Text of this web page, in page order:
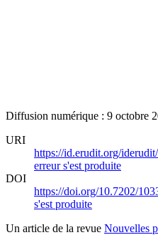
Diffusion numérique : 9 octobre
URI
https://id.erudit.org/
erreur s'est produite
DOI
https://doi.org/10.7202/
s'est produite
Un article de la revue Nouvelles